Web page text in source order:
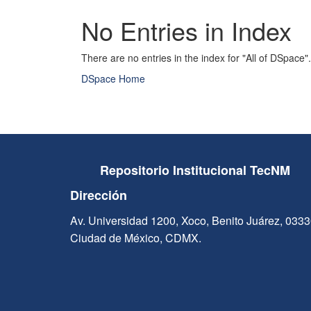
No Entries in Index
There are no entries in the index for "All of DSpace".
DSpace Home
Repositorio Institucional TecNM
Dirección
Av. Universidad 1200, Xoco, Benito Juárez,
Ciudad de México, CDMX.